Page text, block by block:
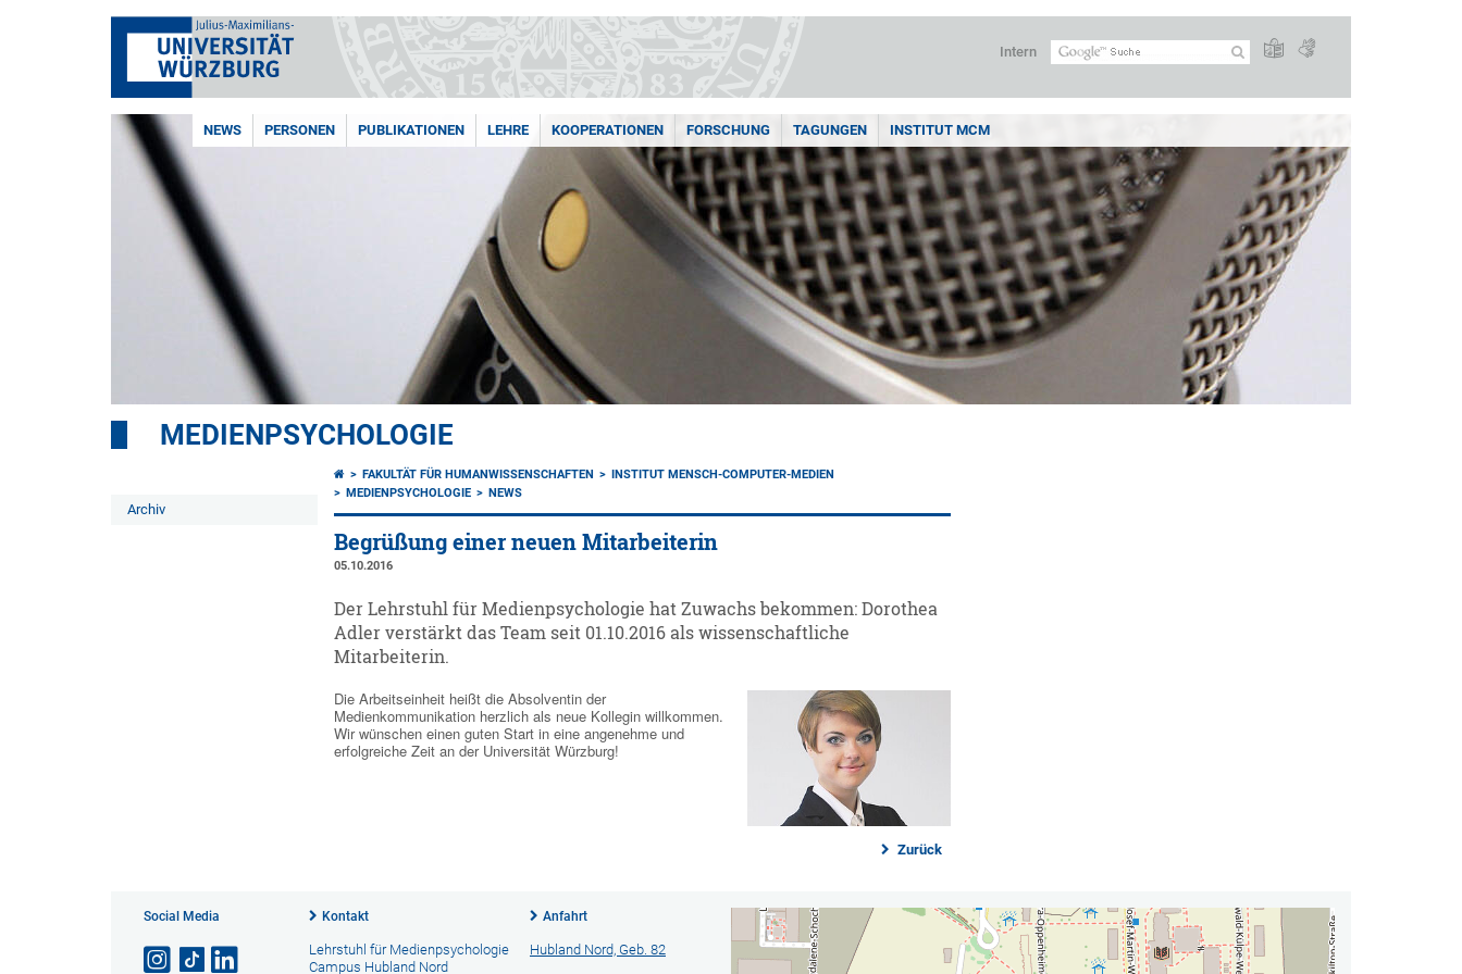
Intern
NEWS PERSONEN PUBLIKATIONEN LEHRE KOOPERATIONEN FORSCHUNG TAGUNGEN INSTITUT MCM
MEDIENPSYCHOLOGIE
Archiv
FAKULTÄT FÜR HUMANWISSENSCHAFTEN
INSTITUT MENSCH-COMPUTER-MEDIEN
MEDIENPSYCHOLOGIE
NEWS
Begrüßung einer neuen Mitarbeiterin
05.10.2016
Der Lehrstuhl für Medienpsychologie hat Zuwachs bekommen: Dorothea
Adler verstärkt das Team seit 01.10.2016 als wissenschaftliche
Mitarbeiterin.
Die Arbeitseinheit heißt die Absolventin der
Medienkommunikation herzlich als neue Kollegin willkommen.
Wir wünschen einen guten Start in eine angenehme und
erfolgreiche Zeit an der Universität Würzburg!
Zurück
Social Media Kontakt
Lehrstuhl für Medienpsychologie
Campus Hubland Nord
Anfahrt
Hubland Nord, Geb. 82